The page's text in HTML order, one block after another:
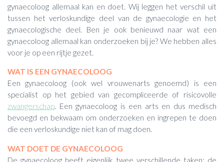
gynaecoloog allemaal kan en doet. Wij leggen het verschil uit
tussen het verloskundige deel van de gynaecologie en het
gynaecologische deel. Ben je ook benieuwd naar wat een
gynaecoloog allemaal kan onderzoeken bij je? We hebben alles
voor je op een rijtje gezet.
WAT IS EEN GYNAECOLOOG
Een gynaecoloog (ook wel vrouwenarts genoemd) is een
specialist op het gebied van gecompliceerde of risicovolle
zwangerschap. Een gynaecoloog is een arts en dus medisch
bevoegd en bekwaam om onderzoeken en ingrepen te doen
die een verloskundige niet kan of mag doen.
WAT DOET DE GYNAECOLOOG
De gynaecoloog heeft eigenlijk twee verschillende taken: de